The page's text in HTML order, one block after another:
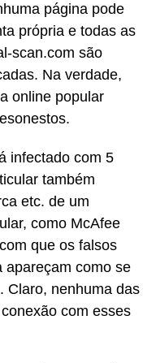
página pode
própria e todas as
scan.com são
Na verdade,
online popular
infectado com 5
também
etc. de um
como McAfee
que os falsos
apareçam como se
Claro, nenhuma das
com esses